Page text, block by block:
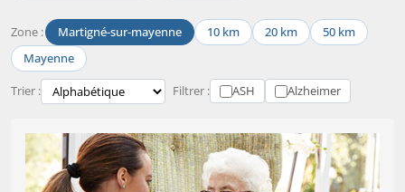
Zone : Martigné-sur-mayenne 10 km 20 km
50 km
Mayenne
Trier : Filtrer : ASH Alzheimer